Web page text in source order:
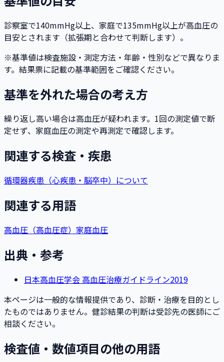
診察室で140mmHg以上、家庭で135mmHg以上が高血圧の
目安とされます（拡張期と合わせて判断します）。
※基準値は検査施設・測定方法・年齢・性別などで異なりま
す。結果票に記載の基準範囲をご確認ください。
基準を外れた場合の考え方
繰り返し高い場合は高血圧が疑われます。1回の測定値で断
定せず、家庭血圧の測定や再測定で確認します。
関連する検査・疾患
循環器疾患（心疾患・脳卒中）について
関連する用語
高血圧（高血圧症） 家庭血圧
出典・参考
日本高血圧学会 高血圧治療ガイドライン2019
本ページは一般的な情報提供であり、診断・治療を目的とし
たものではありません。健診結果の判断は受診先の医師にご
相談ください。
検査値・数値項目の他の用語